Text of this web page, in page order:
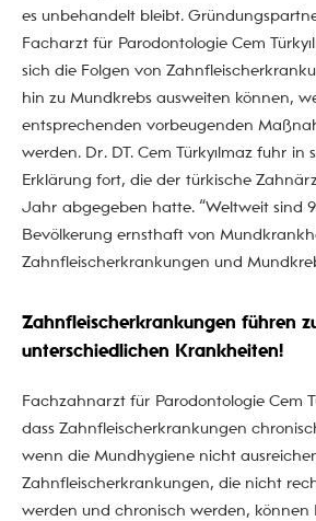
es unbehandelt bleibt.
Facharzt für Parodontologie Cem
sich die Folgen von
hin zu Mundkrebs ausweiten können,
entsprechenden vorbeugenden
werden. Dr. DT. Cem Türkyılmaz fuhr in
Erklärung fort, die der türkische
Jahr abgegeben hatte. “Weltweit sind
Bevölkerung ernsthaft von
Zahnfleischerkrankungen und
Zahnfleischerkrankungen führen
unterschiedlichen Krankheiten!
Fachzahnarzt für Parodontologie Cem
dass Zahnfleischerkrankungen
wenn die Mundhygiene nicht
Zahnfleischerkrankungen, die nicht
werden und chronisch werden, können